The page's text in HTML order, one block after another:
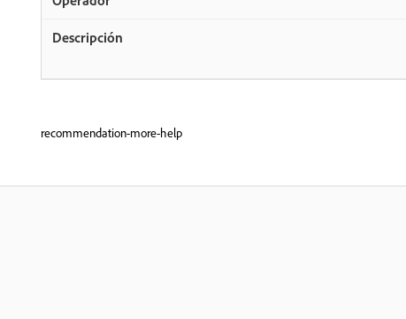
recommendation-more-help